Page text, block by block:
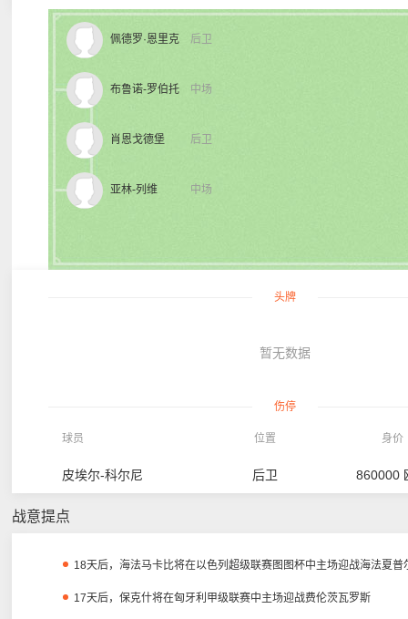
后卫
佩德罗·恩里克
中场
布鲁诺-罗伯托
后卫
肖恩戈德堡
中场
亚林-列维
头牌
暂无数据
伤停
球员 位置 身价
皮埃尔-科尔尼 后卫 860000
战意提点
18天后，海法马卡比将在以色列超级联赛图图杯中主场迎战海法夏普
17天后，保克什将在匈牙利甲级联赛中主场迎战费伦茨瓦罗斯